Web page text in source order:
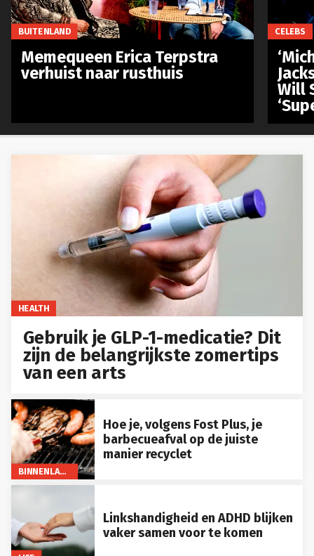
HEALTH
Gebruik je GLP-1-medicatie? Dit
zijn de belangrijkste zomertips
van een arts
BINNENLAND
Hoe je, volgens Fost Plus, je
barbecueafval op de juiste
manier recyclet
Linkshandigheid en ADHD blijken
vaker samen voor te komen
BUITENLAND
Memequeen Erica Terpstra
verhuist naar rusthuis
CELEBS
Will